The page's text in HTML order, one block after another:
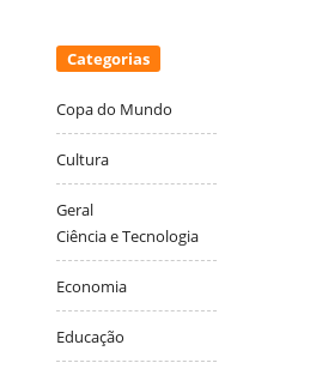
Categorias
Copa do Mundo
Cultura
Geral
Ciência e Tecnologia
Economia
Educação